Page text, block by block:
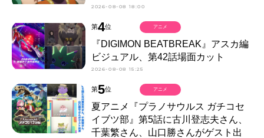
2026-08-08 18:00
第4位
『DIGIMON BEATBREAK』アスカ編
ビジュアル、第42話場面カット
2026-08-08 15:25
アニメ
第5位
夏アニメ『プラノサウルス ガチコセ
イブツ部』第5話に古川登志夫さん、
千葉繁さん、山口勝さんがゲスト出
アニメ